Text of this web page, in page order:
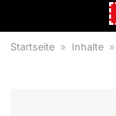
Startseite » Inhalte »